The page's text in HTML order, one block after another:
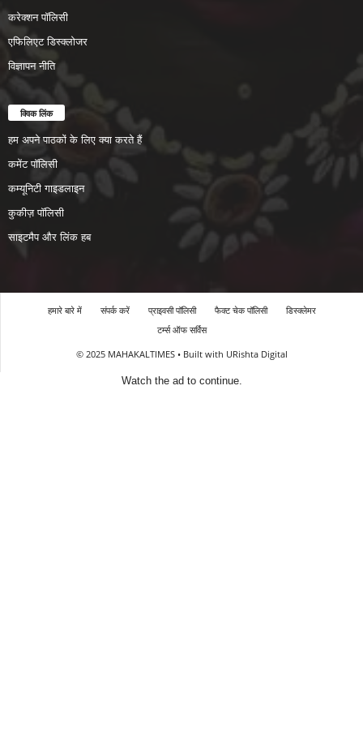
करेक्शन पॉलिसी
एफिलिएट डिस्क्लोजर
विज्ञापन नीति
क्विक लिंक
हम अपने पाठकों के लिए क्या करते हैं
कमेंट पॉलिसी
कम्यूनिटी गाइडलाइन
कुकीज़ पॉलिसी
साइटमैप और लिंक हब
हमारे बारे में संपर्क करें प्राइवसी पॉलिसी फैक्ट चेक पॉलिसी
डिस्क्लेमर
टर्म्स ऑफ सर्विस
© 2025 MAHAKALTIMES • Built with URishta Digital
Watch the ad to continue.